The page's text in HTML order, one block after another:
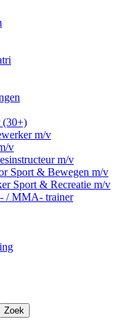
(30+)
m/v
v
m/v
Sport & Bewegen m/v
Sport & Recreatie m/v
/ MMA- trainer
Zoek